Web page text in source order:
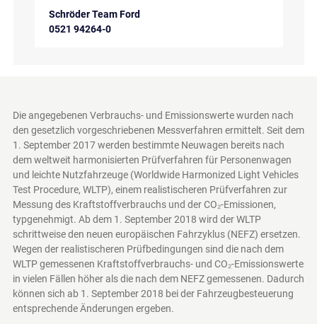
Schröder Team Ford
0521 94264-0
Die angegebenen Verbrauchs- und Emissionswerte wurden nach
den gesetzlich vorgeschriebenen Messverfahren ermittelt. Seit dem
1. September 2017 werden bestimmte Neuwagen bereits nach
dem weltweit harmonisierten Prüfverfahren für Personenwagen
und leichte Nutzfahrzeuge (Worldwide Harmonized Light Vehicles
Test Procedure, WLTP), einem realistischeren Prüfverfahren zur
Messung des Kraftstoffverbrauchs und der CO₂-Emissionen,
typgenehmigt. Ab dem 1. September 2018 wird der WLTP
schrittweise den neuen europäischen Fahrzyklus (NEFZ) ersetzen.
Wegen der realistischeren Prüfbedingungen sind die nach dem
WLTP gemessenen Kraftstoffverbrauchs- und CO₂-Emissionswerte
in vielen Fällen höher als die nach dem NEFZ gemessenen. Dadurch
können sich ab 1. September 2018 bei der Fahrzeugbesteuerung
entsprechende Änderungen ergeben.